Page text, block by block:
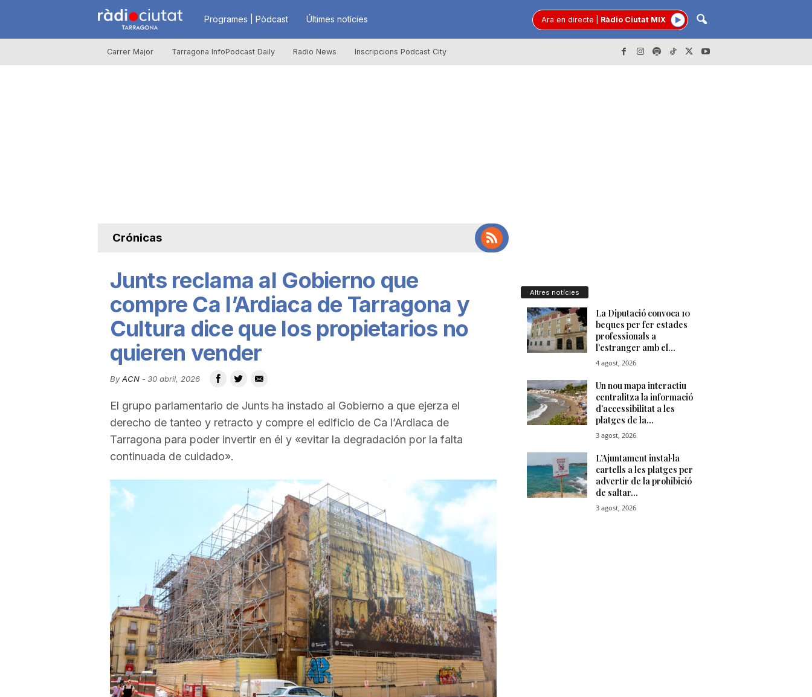
R
à
u
t
t
d
e
a
r
r
a
Programes | Pòdcast Últimes notícies Ara en directe Ràdio Ciutat MIX
Carrer Major Tarragona InfoPodcast Daily Radio News Inscripcions Podcast City
Crónicas
Junts reclama al Gobierno que
compre Ca l’Ardiaca de Tarragona y
Cultura dice que los propietarios no
quieren vender
By ACN- 30 abril, 2026
El grupo parlamentario de Junts ha instado al Gobierno a que ejerza el
derecho de tanteo y retracto y compre el edificio de Ca l’Ardiaca de
Tarragona para poder invertir en él y «evitar la degradación por la falta
continuada de cuidado».
Altres notícies